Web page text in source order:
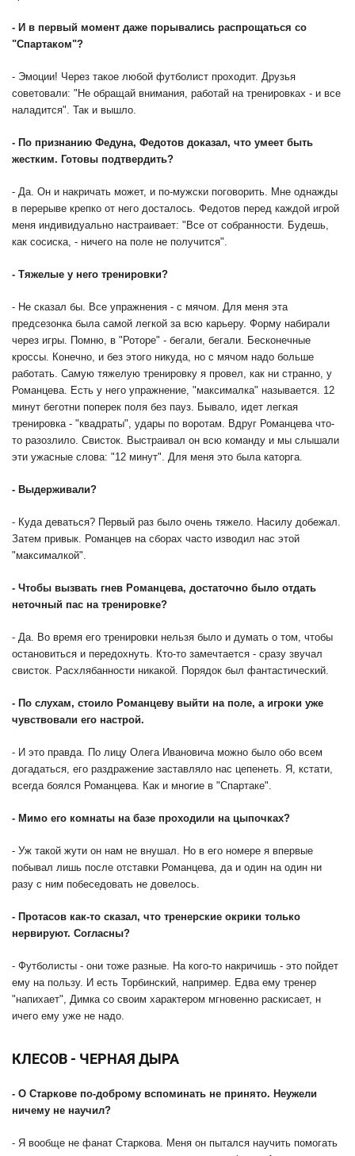
- И в первый момент даже порывались распрощаться со
"Спартаком"?
- Эмоции! Через такое любой футболист проходит. Друзья
советовали: "Не обращай внимания, работай на тренировках - и все
наладится". Так и вышло.
- По признанию Федуна, Федотов доказал, что умеет быть
жестким. Готовы подтвердить?
- Да. Он и накричать может, и по-мужски поговорить. Мне однажды
в перерыве крепко от него досталось. Федотов перед каждой игрой
меня индивидуально настраивает: "Все от собранности. Будешь,
как сосиска, - ничего на поле не получится".
- Тяжелые у него тренировки?
- Не сказал бы. Все упражнения - с мячом. Для меня эта
предсезонка была самой легкой за всю карьеру. Форму набирали
через игры. Помню, в "Роторе" - бегали, бегали. Бесконечные
кроссы. Конечно, и без этого никуда, но с мячом надо больше
работать. Самую тяжелую тренировку я провел, как ни странно, у
Романцева. Есть у него упражнение, "максималка" называется. 12
минут беготни поперек поля без пауз. Бывало, идет легкая
тренировка - "квадраты", удары по воротам. Вдруг Романцева что-
то разозлило. Свисток. Выстраивал он всю команду и мы слышали
эти ужасные слова: "12 минут". Для меня это была каторга.
- Выдерживали?
- Куда деваться? Первый раз было очень тяжело. Насилу добежал.
Затем привык. Романцев на сборах часто изводил нас этой
"максималкой".
- Чтобы вызвать гнев Романцева, достаточно было отдать
неточный пас на тренировке?
- Да. Во время его тренировки нельзя было и думать о том, чтобы
остановиться и передохнуть. Кто-то замечтается - сразу звучал
свисток. Расхлябанности никакой. Порядок был фантастический.
- По слухам, стоило Романцеву выйти на поле, а игроки уже
чувствовали его настрой.
- И это правда. По лицу Олега Ивановича можно было обо всем
догадаться, его раздражение заставляло нас цепенеть. Я, кстати,
всегда боялся Романцева. Как и многие в "Спартаке".
- Мимо его комнаты на базе проходили на цыпочках?
- Уж такой жути он нам не внушал. Но в его номере я впервые
побывал лишь после отставки Романцева, да и один на один ни
разу с ним побеседовать не довелось.
- Протасов как-то сказал, что тренерские окрики только
нервируют. Согласны?
- Футболисты - они тоже разные. На кого-то накричишь - это пойдет
ему на пользу. И есть Торбинский, например. Едва ему тренер
"напихает", Димка со своим характером мгновенно раскисает, н
ичего ему уже не надо.
КЛЕСОВ - ЧЕРНАЯ ДЫРА
- О Старкове по-доброму вспоминать не принято. Неужели
ничему не научил?
- Я вообще не фанат Старкова. Меня он пытался научить помогать